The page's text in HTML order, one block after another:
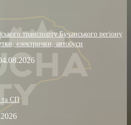
транспорту Бучанського регіону
електрички, автобуси
та СП